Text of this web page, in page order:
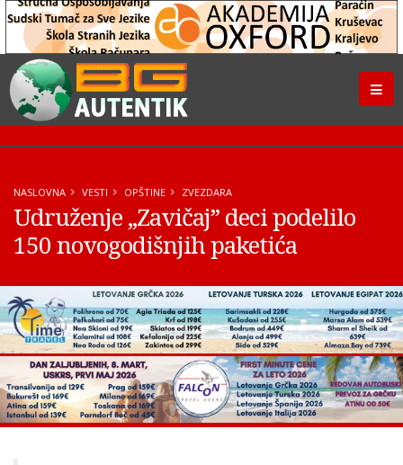
NASLOVNA VESTI OPŠTINE ZVEZDARA
Udruženje „Zavičaj” deci podelilo
150 novogodišnjih paketića